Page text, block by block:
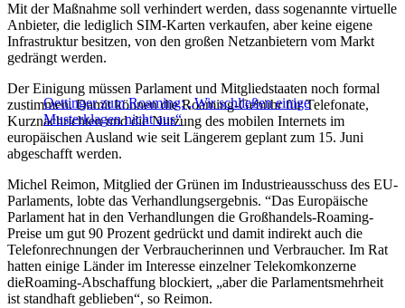
Mit der Maßnahme soll verhindert werden, dass sogenannte virtuelle
Anbieter, die lediglich SIM-Karten verkaufen, aber keine eigene
Infrastruktur besitzen, von den großen Netzanbietern vom Markt
gedrängt werden.
Oettinger zum Roaming: „Wir schließen einige
Musterklagen nicht aus“
Der Einigung müssen Parlament und Mitgliedstaaten noch formal
zustimmen. Damit können die Roaming-Gebühr für Telefonate,
Kurznachrichten und die Nutzung des mobilen Internets im
europäischen Ausland wie seit Längerem geplant zum 15. Juni
abgeschafft werden.
Michel Reimon, Mitglied der Grünen im Industrieausschuss des EU-
Parlaments, lobte das Verhandlungsergebnis. “Das Europäische
Parlament hat in den Verhandlungen die Großhandels-Roaming-
Preise um gut 90 Prozent gedrückt und damit indirekt auch die
Telefonrechnungen der Verbraucherinnen und Verbraucher. Im Rat
hatten einige Länder im Interesse einzelner Telekomkonzerne
dieRoaming-Abschaffung blockiert, „aber die Parlamentsmehrheit
ist standhaft geblieben“, so Reimon.